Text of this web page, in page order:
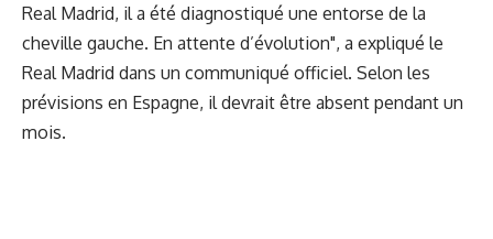
Real Madrid, il a été diagnostiqué une entorse de la
cheville gauche. En attente d’évolution", a expliqué le
Real Madrid dans un communiqué officiel. Selon les
prévisions en Espagne, il devrait être absent pendant un
mois.